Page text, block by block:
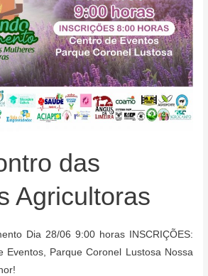
das
Agricultoras
Dia 28/06 9:00 horas INSCRIÇÕES:
Eventos, Parque Coronel Lustosa Nossa